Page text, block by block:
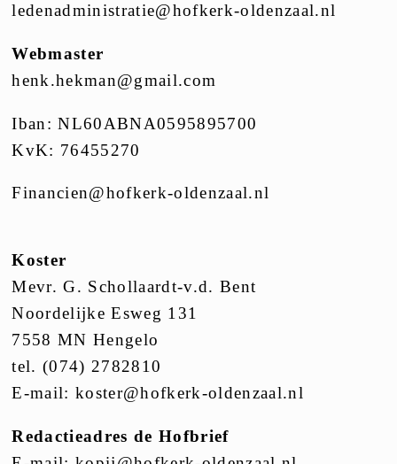
ledenadministratie@hofkerk-oldenzaal.nl
Webmaster
henk.hekman@gmail.com
Iban: NL60ABNA0595895700
KvK: 76455270
Financien@hofkerk-oldenzaal.nl
Koster
Mevr. G. Schollaardt-v.d. Bent
Noordelijke Esweg 131
7558 MN Hengelo
tel. (074) 2782810
E-mail: koster@hofkerk-oldenzaal.nl
Redactieadres de Hofbrief